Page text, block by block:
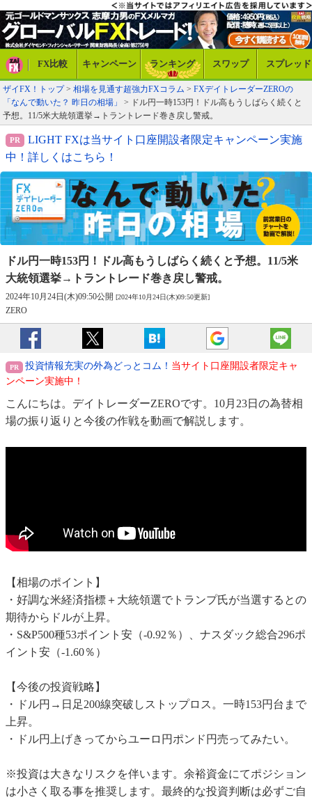
FX比較 キャンペーン ランキング スワップ スプレッド
ザイFX！トップ> 相場を見通す超強力FXコラム > FXデイトレーダーZEROの
「なんで動いた？ 昨日の相場」
> ドル円一時153円！ドル高もうしばらく続くと
予想。11/5米大統領選挙→トラントレード巻き戻し警戒。
LIGHT FXは当サイト口座開設者限定キャンペーン実施
中！詳しくはこちら！
ドル円一時153円！ドル高もうしばらく続くと予想。 11/5米
大統領選挙→トラントレード巻き戻し警戒。
2024年10月24日(木)09:50公開 [2024年10月24日(木)09:50更新]
ZERO
投資情報充実の外為どっとコム！ 当サイト口座開設者限定キャ
ンペーン実施中！
こんにちは。デイトレーダーZEROです。10月23日の為替相
場の振り返りと今後の作戦を動画で解説します。
【相場のポイント】
・好調な米経済指標＋大統領選でトランプ氏が当選するとの
期待からドルが上昇。
・S&P500種53ポイント安（-0.92％）、ナスダック総合296ポ
イント安（-1.60％）
【今後の投資戦略】
・ドル円→日足200線突破しストップロス。一時153円台まで
上昇。
・ドル円上げきってからユーロ円ポンド円売ってみたい。
※投資は大きなリスクを伴います。余裕資金にてポジション
は小さく取る事を推奨します。最終的な投資判断は必ずご自